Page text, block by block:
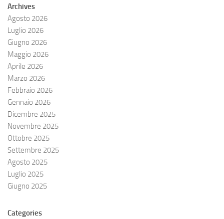
Archives
Agosto 2026
Luglio 2026
Giugno 2026
Maggio 2026
Aprile 2026
Marzo 2026
Febbraio 2026
Gennaio 2026
Dicembre 2025
Novembre 2025
Ottobre 2025
Settembre 2025
Agosto 2025
Luglio 2025
Giugno 2025
Categories